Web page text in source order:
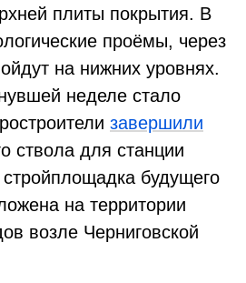
плиты покрытия. В
проёмы, через
на нижних уровнях.
неделе стало
завершили
ствола для станции
будущего
на территории
возле Черниговской